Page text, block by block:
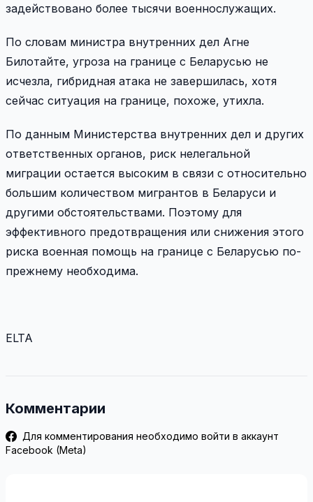
задействовано более тысячи военнослужащих.
По словам министра внутренних дел Агне
Билотайте, угроза на границе с Беларусью не
исчезла, гибридная атака не завершилась, хотя
сейчас ситуация на границе, похоже, утихла.
По данным Министерства внутренних дел и других
ответственных органов, риск нелегальной
миграции остается высоким в связи с относительно
большим количеством мигрантов в Беларуси и
другими обстоятельствами. Поэтому для
эффективного предотвращения или снижения этого
риска военная помощь на границе с Беларусью по-
прежнему необходима.
ELTA
Комментарии
Для комментирования необходимо войти в аккаунт
Facebook (Meta)